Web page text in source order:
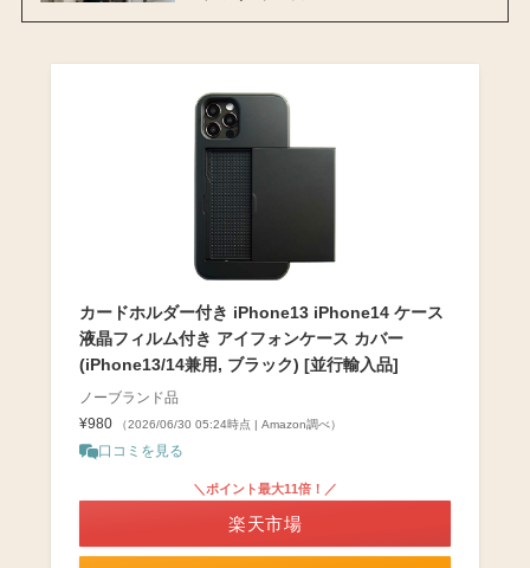
カードホルダー付き iPhone13 iPhone14 ケース
液晶フィルム付き アイフォンケース カバー
(iPhone13/14兼用, ブラック) [並行輸入品]
ノーブランド品
¥980
（2026/06/30 05:24時点 | Amazon調べ）
口コミを見る
＼ポイント最大11倍！／
楽天市場